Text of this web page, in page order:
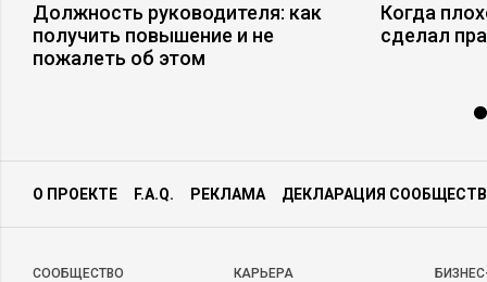
Должность руководителя: как
получить повышение и не
пожалеть об этом
Когда
сделал
О ПРОЕКТЕ F.A.Q. РЕКЛАМА ДЕКЛАРАЦИЯ
CООБЩЕСТВО КАРЬЕРА